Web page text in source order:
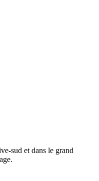
sud et dans le grand